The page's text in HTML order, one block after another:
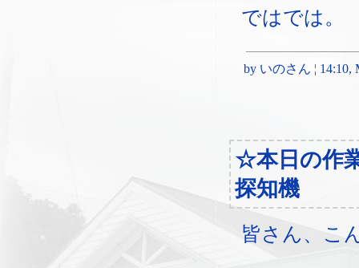
ではでは。
by いのさん ¦ 14:10,
☆本日の作
探知機
皆さん、こ